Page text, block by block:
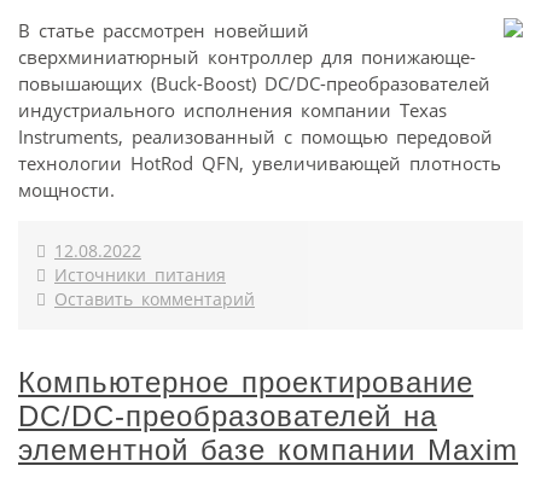
В статье рассмотрен новейший
сверхминиатюрный контроллер для понижающе-
повышающих (Buck-Boost) DC/DC-преобразователей
индустриального исполнения компании Texas
Instruments, реализованный с помощью передовой
технологии HotRod QFN, увеличивающей плотность
мощности.
12.08.2022
Источники питания
Оставить комментарий
Компьютерное проектирование
DC/DC-преобразователей на
элементной базе компании Maxim